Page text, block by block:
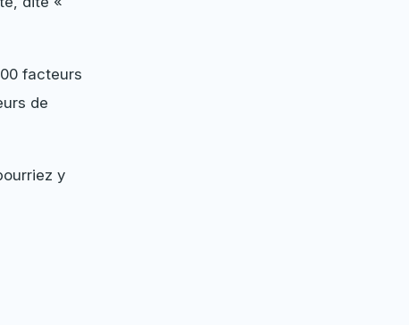
facteurs
de
y